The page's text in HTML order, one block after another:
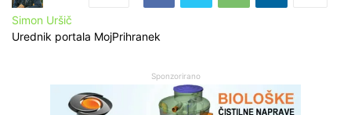
Simon Uršič
Urednik portala MojPrihranek
Sponzorirano